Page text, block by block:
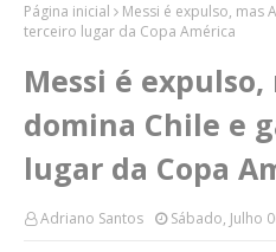
alerta amarelo de vendaval
Página inicial
Messi é expulso, mas
terceiro lugar da Copa América
Messi é
domina Chile e
lugar da Copa
Adriano Santos Sábado, Julho